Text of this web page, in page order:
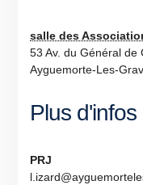
salle des
53 Av. du Général de
Ayguemorte-Les-
Plus d'infos
PRJ